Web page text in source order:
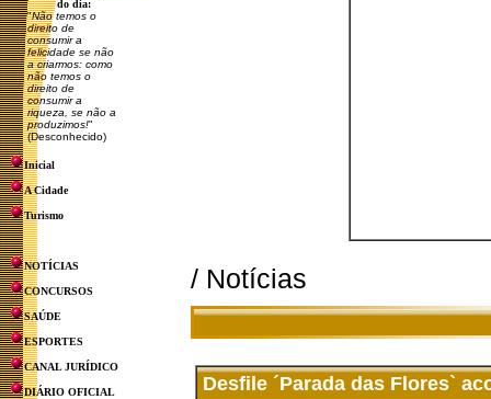
do dia:
"Não temos o
direito de
consumir a
felicidade se não
a criarmos: como
não temos o
direito de
consumir a
riqueza, se não a
produzimos!"
(Desconhecido)
Inicial
A Cidade
Turismo
NOTÍCIAS
CONCURSOS
SAÚDE
ESPORTES
CANAL JURÍDICO
DIÁRIO OFICIAL
/ Notícias
Desfile ´Parada das Flores`